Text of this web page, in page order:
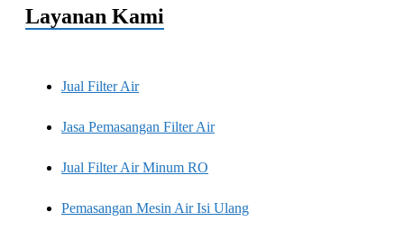
Layanan Kami
Jual Filter Air
Jasa Pemasangan Filter Air
Jual Filter Air Minum RO
Pemasangan Mesin Air Isi Ulang